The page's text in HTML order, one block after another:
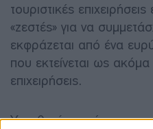
τουριστικές
«ζεστές» για να
εκφράζεται από ένα
που εκτείνεται ως
επιχειρήσεις.
Υπενθυμίζεται ότι ο